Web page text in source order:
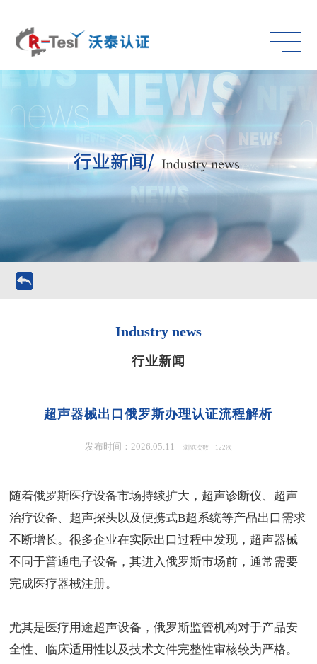
Industry news
行业新闻
超声器械出口俄罗斯办理认证流程解析
发布时间：2026.05.11 浏览次数：122次
随着俄罗斯医疗设备市场持续扩大，超声诊断仪、超声
治疗设备、超声探头以及便携式B超系统等产品出口需求
不断增长。很多企业在实际出口过程中发现，超声器械
不同于普通电子设备，其进入俄罗斯市场前，通常需要
完成医疗器械注册。
尤其是医疗用途超声设备，俄罗斯监管机构对于产品安
全性、临床适用性以及技术文件完整性审核较为严格。